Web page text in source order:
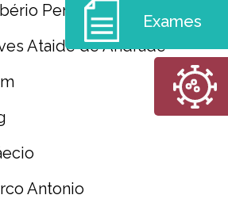
Pereira de Andrade
Ataide de Andrade
Antonio
Exames